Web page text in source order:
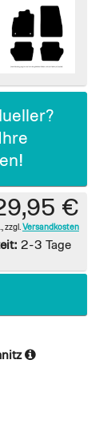
€
zzgl. Versandkosten
2-3 Tage